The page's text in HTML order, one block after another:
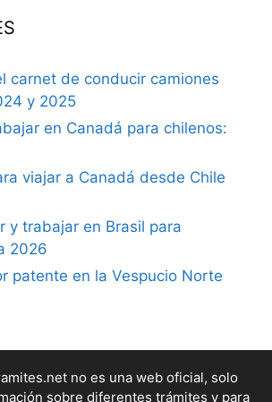
carnet de conducir camiones
y 2025
en Canadá para chilenos:
viajar a Canadá desde Chile
y trabajar en Brasil para
2026
patente en la Vespucio Norte
no es una web oficial, solo
sobre diferentes trámites y para